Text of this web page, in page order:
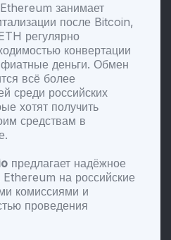
занимает
после Bitcoin,
регулярно
конвертации
деньги. Обмен
всё более
среди российских
хотят получить
средствам в
предлагает надёжное
на российские
комиссиями и
проведения